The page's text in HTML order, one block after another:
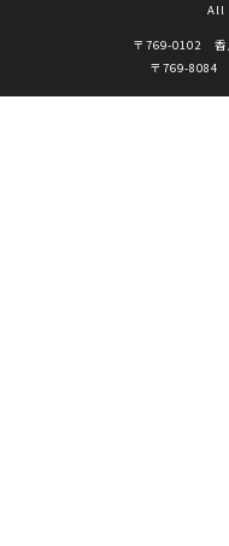
All
〒769-0102 香
〒769-8084